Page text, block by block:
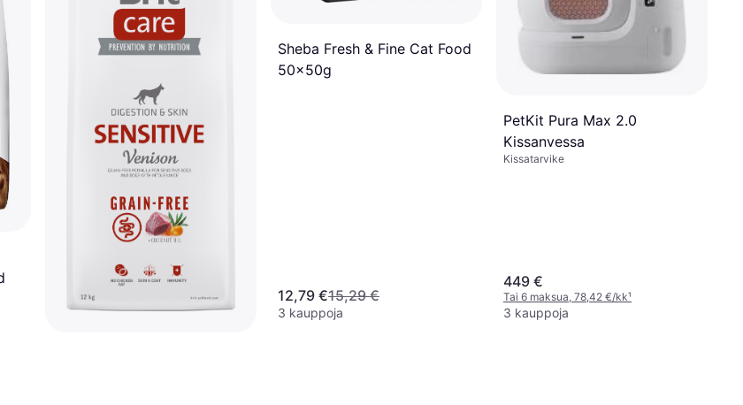
Sheba Fresh & Fine Cat Food
50x50g
12,79 €15,29 €
3 kauppoja
PetKit Pura Max 2.0
Kissanvessa
Kissatarvike
449 €
Tai 6 maksua, 78,42 €/kk¹
3 kauppoja